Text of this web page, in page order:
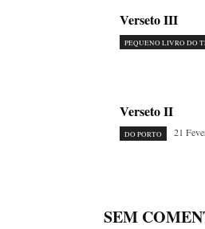
Verseto III
PEQUENO LIVRO DO
Verseto II
DO PORTO 21
SEM